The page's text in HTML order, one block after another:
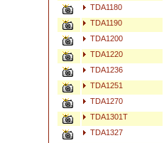
TDA1180
TDA1190
TDA1200
TDA1220
TDA1236
TDA1251
TDA1270
TDA1301T
TDA1327